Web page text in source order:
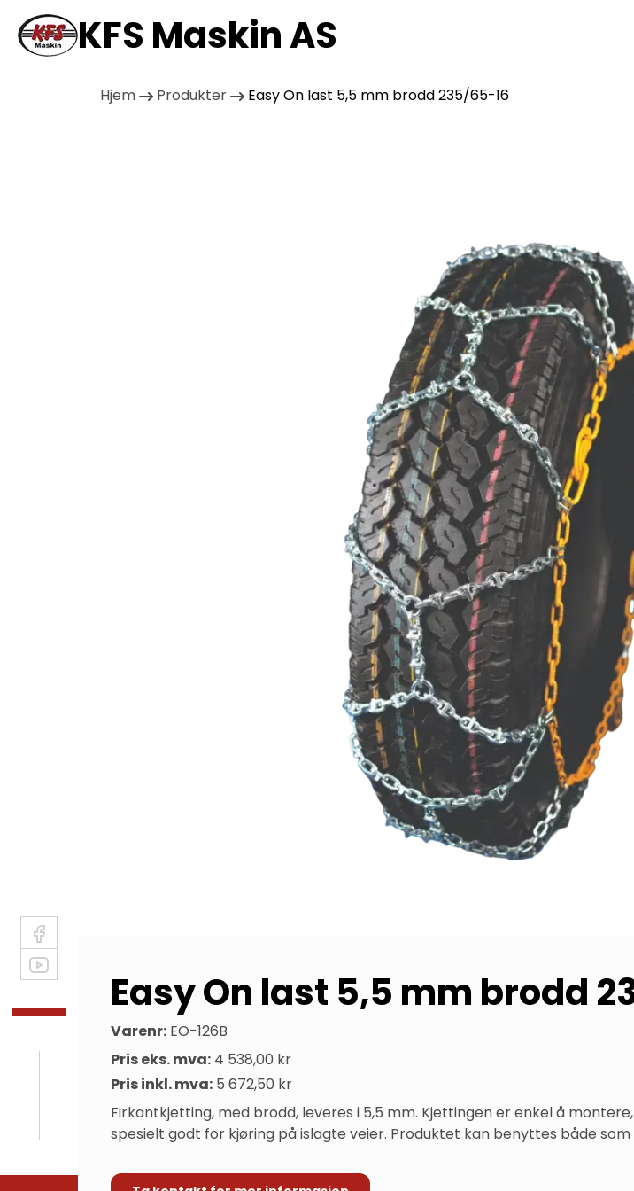
KFS Maskin AS
Hjem Produkter Easy On last 5,5 mm brodd 235/65-16
Easy On last 5,5 mm brodd
Varenr: EO-126B
Pris eks. mva: 4 538,00 kr
Pris inkl. mva: 5 672,50 kr
Firkantkjetting, med brodd, leveres i 5,5 mm. Kjettingen er enkel å
spesielt godt for kjøring på islagte veier. Produktet kan benyttes både